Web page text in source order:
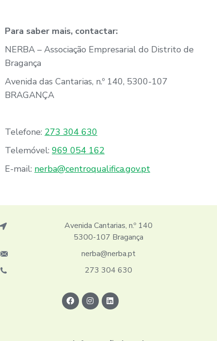
Para saber mais, contactar:
NERBA – Associação Empresarial do Distrito de
Bragança
Avenida das Cantarias, n.º 140, 5300-107
BRAGANÇA
Telefone: 273 304 630
Telemóvel: 969 054 162
E-mail: nerba@centroqualifica.gov.pt
Avenida Cantarias, n.º 140
5300-107 Bragança
nerba@nerba.pt
273 304 630